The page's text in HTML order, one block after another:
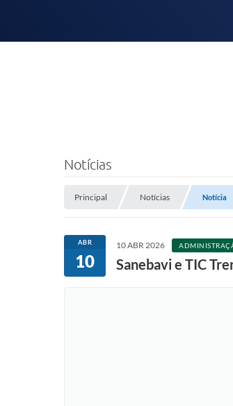
Notícias
Principal Notícias Notícia
ABR
10
10 ABR 2026
Sanebavi e TIC